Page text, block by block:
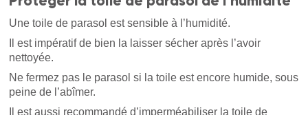
Une toile de parasol est sensible à l’humidité.
Il est impératif de bien la laisser sécher après l’avoir
nettoyée.
Ne fermez pas le parasol si la toile est encore humide, sous
peine de l’abîmer.
Il est aussi recommandé d’imperméabiliser la toile de